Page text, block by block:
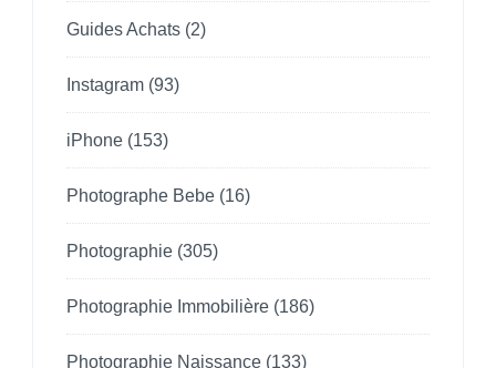
Guides Achats (2)
Instagram (93)
iPhone (153)
Photographe Bebe (16)
Photographie (305)
Photographie Immobilière (186)
Photographie Naissance (133)